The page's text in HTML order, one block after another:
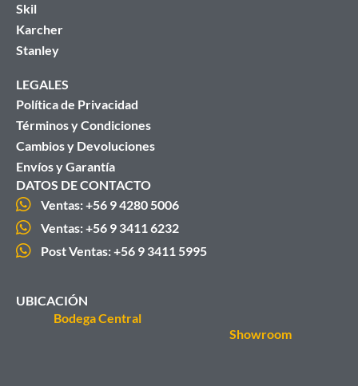
Skil
Karcher
Stanley
LEGALES
Política de Privacidad
Términos y Condiciones
Cambios y Devoluciones
Envíos y Garantía
DATOS DE CONTACTO
Ventas: +56 9 4280 5006
Ventas: +56 9 3411 6232
Post Ventas: +56 9 3411 5995
UBICACIÓN
Bodega Central
Showroom